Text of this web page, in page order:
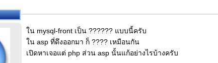
ใน mysql-front เป็น ?????? แบบนี้ครับ
ใน asp ที่ดึงออกมา ก็ ???? เหมือนกัน
เปิดหาเจอแต่ php ส่วน asp นั้นแก้อย่างไรบ้างครับ